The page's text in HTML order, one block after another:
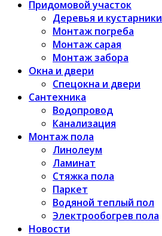
Придомовой участок
Деревья и кустарники
Монтаж погреба
Монтаж сарая
Монтаж забора
Окна и двери
Спецокна и двери
Сантехника
Водопровод
Канализация
Монтаж пола
Линолеум
Ламинат
Стяжка пола
Паркет
Водяной теплый пол
Электрообогрев пола
Новости